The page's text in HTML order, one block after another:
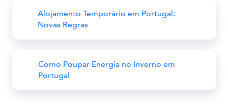
Alojamento Temporário em Portugal:
Novas Regras
Como Poupar Energia no Inverno em
Portugal